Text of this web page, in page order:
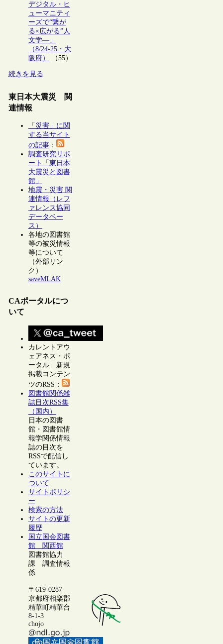
デジタル・ヒ
ューマニティ
ーズで“繋が
る×広がる”人
文学―」
（8/24-25・大
阪府）
（55）
続きを見る
東日本大震災 関
連情報
「災害」に関
する当サイト
の記事：
調査研究リポ
ート「東日本
大震災と図書
館」
地震・災害 関
連情報（レフ
ァレンス協同
データベー
ス）
各地の図書館
等の被災情報
等について
（外部リン
ク）
saveMLAK
CAポータルにつ
いて
カレントアウ
ェアネス・ポ
ータル 新規
掲載コンテン
ツのRSS：
図書館関係雑
誌目次RSS集
（国内）
日本の図書
館・図書館情
報学関係情報
誌の目次を
RSSで配信し
ています。
このサイトに
ついて
サイトポリシ
ー
検索の方法
サイトの更新
履歴
国立国会図書
館 関西館
図書館協力
課 調査情報
係
〒619-0287
京都府相楽郡
精華町精華台
8-1-3
chojo